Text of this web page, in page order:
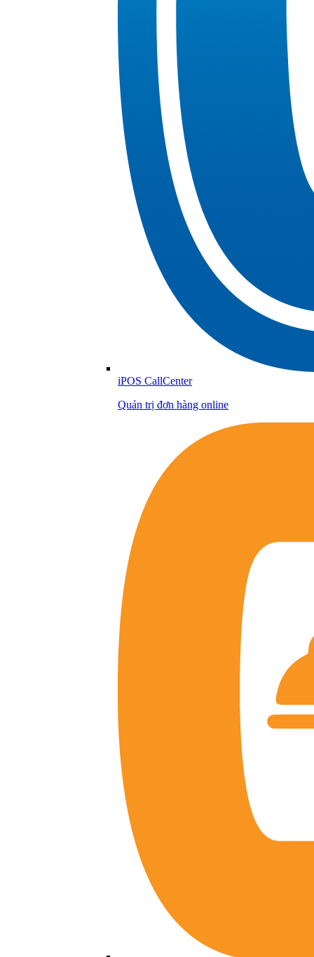
iPOS CallCenter
Quản trị đơn hàng online